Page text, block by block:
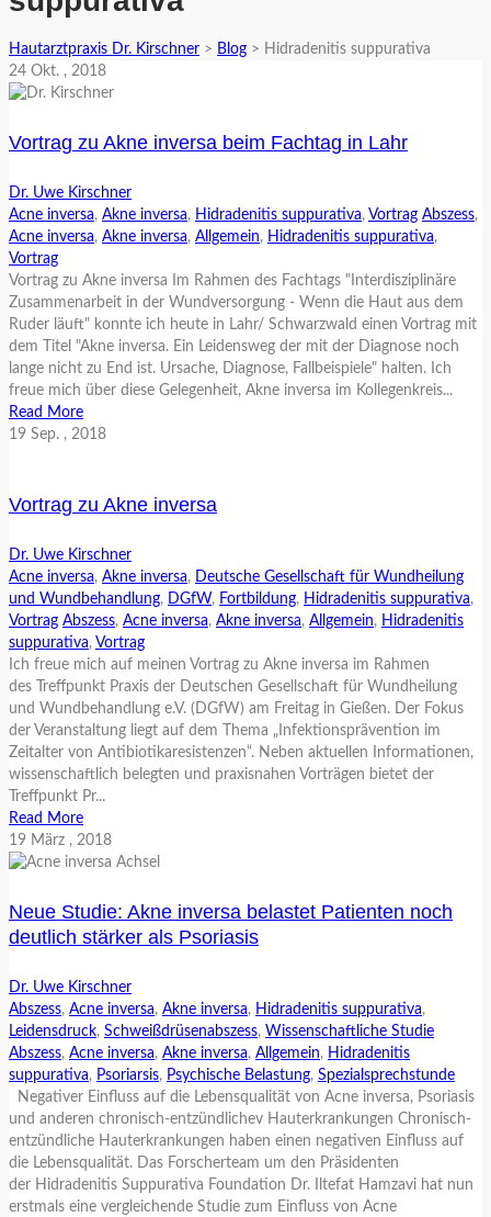
Hautarztpraxis Dr. Kirschner > Blog > Hidradenitis suppurativa
24 Okt. , 2018
Vortrag zu Akne inversa beim Fachtag in Lahr
Dr. Uwe Kirschner
Acne inversa, Akne inversa, Hidradenitis suppurativa, Vortrag Abszess,
Acne inversa, Akne inversa, Allgemein, Hidradenitis suppurativa,
Vortrag
Vortrag zu Akne inversa Im Rahmen des Fachtags "Interdisziplinäre
Zusammenarbeit in der Wundversorgung - Wenn die Haut aus dem
Ruder läuft" konnte ich heute in Lahr/ Schwarzwald einen Vortrag mit
dem Titel "Akne inversa. Ein Leidensweg der mit der Diagnose noch
lange nicht zu End ist. Ursache, Diagnose, Fallbeispiele" halten. Ich
freue mich über diese Gelegenheit, Akne inversa im Kollegenkreis...
Read More
19 Sep. , 2018
Vortrag zu Akne inversa
Dr. Uwe Kirschner
Acne inversa, Akne inversa, Deutsche Gesellschaft für Wundheilung
und Wundbehandlung, DGfW, Fortbildung, Hidradenitis suppurativa,
Vortrag Abszess, Acne inversa, Akne inversa, Allgemein, Hidradenitis
suppurativa, Vortrag
Ich freue mich auf meinen Vortrag zu Akne inversa im Rahmen
des Treffpunkt Praxis der Deutschen Gesellschaft für Wundheilung
und Wundbehandlung e.V. (DGfW) am Freitag in Gießen. Der Fokus
der Veranstaltung liegt auf dem Thema „Infektionsprävention im
Zeitalter von Antibiotikaresistenzen“. Neben aktuellen Informationen,
wissenschaftlich belegten und praxisnahen Vorträgen bietet der
Treffpunkt Pr...
Read More
19 März , 2018
Neue Studie: Akne inversa belastet Patienten noch
deutlich stärker als Psoriasis
Dr. Uwe Kirschner
Abszess, Acne inversa, Akne inversa, Hidradenitis suppurativa,
Leidensdruck, Schweißdrüsenabszess, Wissenschaftliche Studie
Abszess, Acne inversa, Akne inversa, Allgemein, Hidradenitis
suppurativa, Psoriarsis, Psychische Belastung, Spezialsprechstunde
Negativer Einfluss auf die Lebensqualität von Acne inversa, Psoriasis
und anderen chronisch-entzündlichev Hauterkrankungen Chronisch-
entzündliche Hauterkrankungen haben einen negativen Einfluss auf
die Lebensqualität. Das Forscherteam um den Präsidenten
der Hidradenitis Suppurativa Foundation Dr. Iltefat Hamzavi hat nun
erstmals eine vergleichende Studie zum Einfluss von Acne